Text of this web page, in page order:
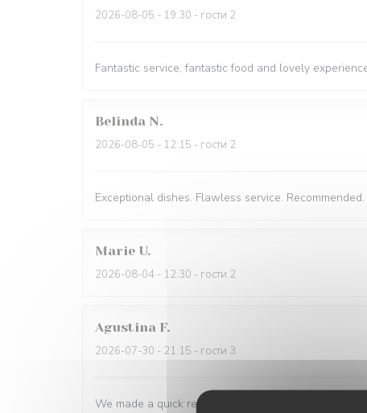
2026-08-05 - 19:30 - гости 2
Fantastic service, fantastic food and lovely
Belinda N
2026-08-05 - 12:15 - гости 2
Exceptional dishes. Flawless service. Recommended.
Marie U
2026-08-04 - 12:30 - гости 2
Agustina F
2026-07-30 - 21:15 - гости 3
We made a quick reservation and arrived only 15